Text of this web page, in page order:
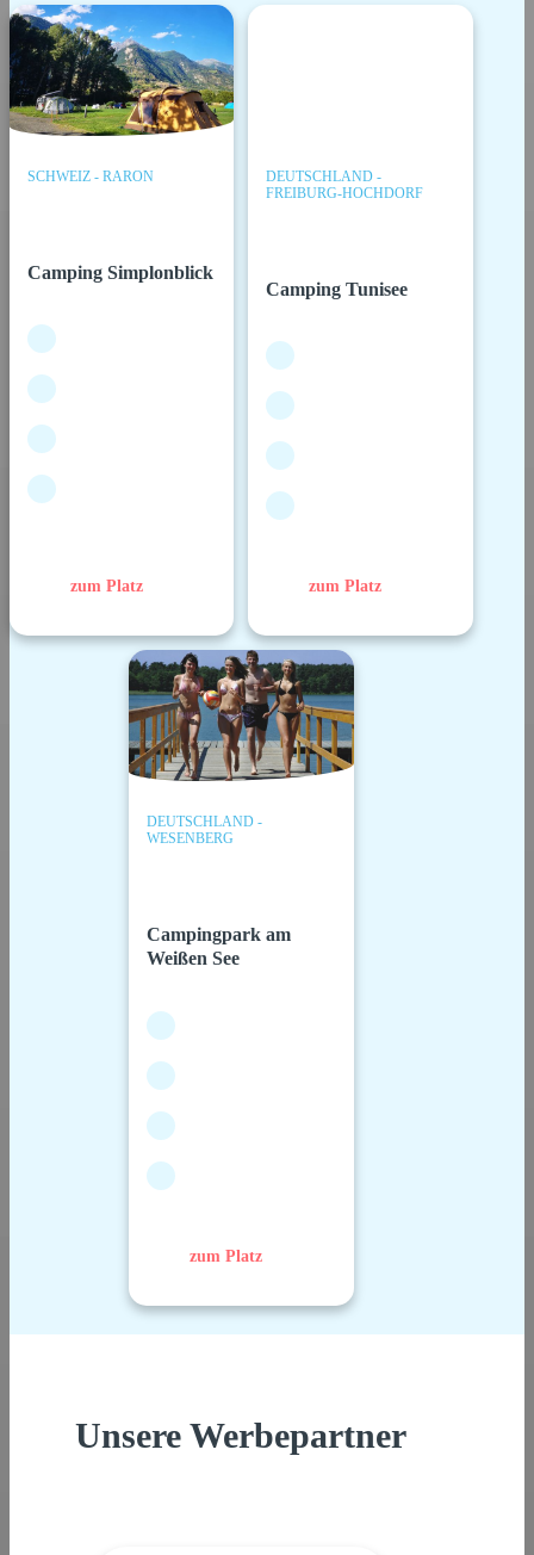
SCHWEIZ - RARON
Camping Simplonblick
zum Platz
DEUTSCHLAND -
FREIBURG-HOCHDORF
Camping Tunisee
zum Platz
DEUTSCHLAND -
WESENBERG
Campingpark am
Weißen See
zum Platz
Unsere Werbepartner